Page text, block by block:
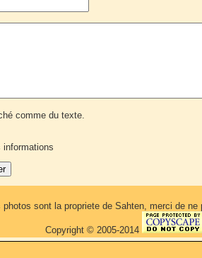
comme du texte.
informations
sont la propriete de Sahten, merci de
Copyright © 2005-2014